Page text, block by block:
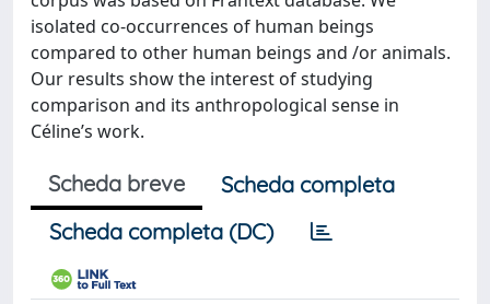
isolated co-occurrences of human beings
compared to other human beings and /or animals.
Our results show the interest of studying
comparison and its anthropological sense in
Céline’s work.
Scheda breve
Scheda completa
Scheda completa (DC)